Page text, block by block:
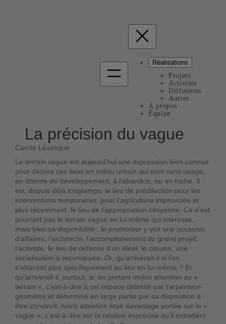
Réalisations
Projets
Activités
Diffusions
Autres
À propos
Équipe
La précision du vague
Carole Lévesque
Le terrain vague est aujourd’hui une expression bien connue
pour décrire ces lieux en milieu urbain qui sont sans usage,
en attente de développement, à l’abandon, ou en friche. Il
est, depuis déjà longtemps, le lieu de prédilection pour les
interventions temporaires, pour l’agriculture improvisée et
plus récemment, le lieu de l’appropriation citoyenne. Ce n’est
pourtant pas le terrain vague en lui-même qui intéresse,
mais bien sa disponibilité : le promoteur y voit une occasion
d’affaires, l’architecte, l’accomplissement du grand projet,
l’activiste, le lieu de défense d’un idéal, le citoyen, une
socialisation à reconstruire. Or, qu’arriverait-il si l’on
s’attardait plus spécifiquement au lieu en lui-même ? Et
qu’arriverait-il, surtout, si, en portant moins attention au «
terrain », c’est-à-dire à cet espace délimité par l’arpenteur-
géomètre et déterminé en large partie par sa disposition à
être construit, notre attention était davantage portée sur le «
vague », c’est-à-dire sur la relation imprécise qu’il entretient